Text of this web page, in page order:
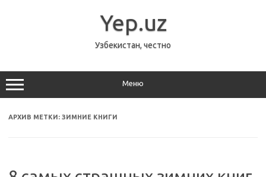
Yep.uz
Узбекистан, честно
Меню
АРХИВ МЕТКИ: ЗИМНИЕ КНИГИ